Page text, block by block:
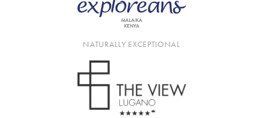
NATURALLY EXCEPTIONAL